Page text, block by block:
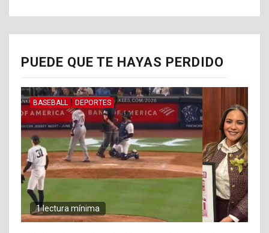
PUEDE QUE TE HAYAS PERDIDO
BASEBALL DEPORTES
1 lectura mínima